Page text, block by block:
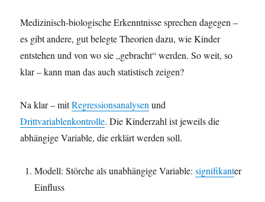
Medizinisch-biologische Erkenntnisse sprechen dagegen –
es gibt andere, gut belegte Theorien dazu, wie Kinder
entstehen und von wo sie „gebracht“ werden. So weit, so
klar – kann man das auch statistisch zeigen?
Na klar – mitRegressionsanalysen und
Drittvariablenkontrolle. Die Kinderzahl ist jeweils die
abhängige Variable, die erklärt werden soll.
Modell: Störche als unabhängige Variable:signifikanter
Einfluss